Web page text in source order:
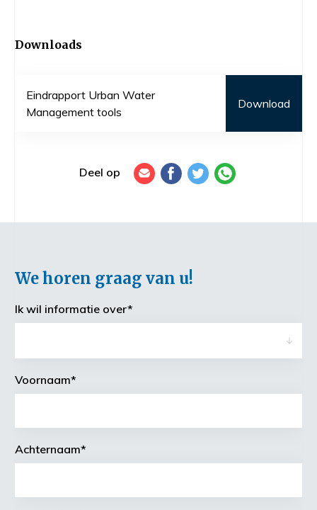
Downloads
Eindrapport Urban Water
Management tools
Download
Deel op
We horen graag van u!
Ik wil informatie over*
Voornaam*
Achternaam*